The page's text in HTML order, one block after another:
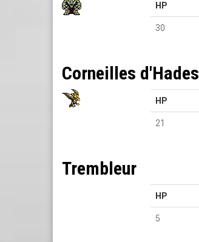
HP
30
Corneilles d'Hades
HP
21
Trembleur
HP
5